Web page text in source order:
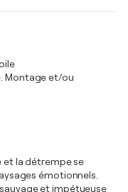
Montage et/ou
et la détrempe se
émotionnels.
et impétueuse